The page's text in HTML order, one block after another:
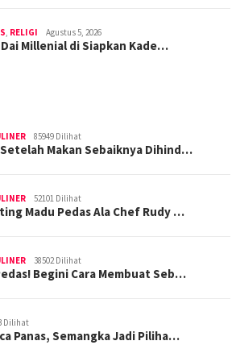
, RELIGI Agustus 5, 2026
Millenial di Siapkan Kade…
85949 Dilihat
Makan Sebaiknya Dihind…
52101 Dilihat
Madu Pedas Ala Chef Rudy …
38502 Dilihat
Begini Cara Membuat Seb…
Dilihat
Panas, Semangka Jadi Piliha…